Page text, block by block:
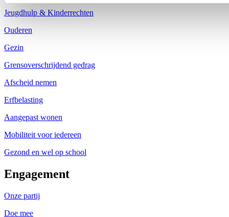
Jeugdhulp & Kinderrechten
Ouderen
Gezin
Grensoverschrijdend gedrag
Afscheid nemen
Erfbelasting
Aangepast wonen
Mobiliteit voor iedereen
Gezond en wel op school
Engagement
Onze partij
Doe mee